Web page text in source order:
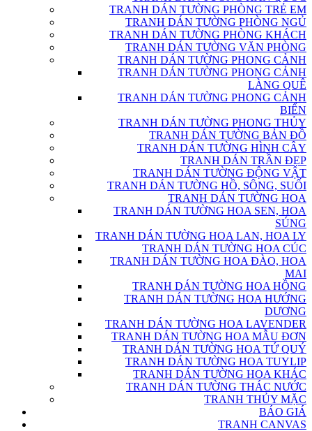
TRANH DÁN TƯỜNG PHÒNG TRẺ EM
TRANH DÁN TƯỜNG PHÒNG NGỦ
TRANH DÁN TƯỜNG PHÒNG KHÁCH
TRANH DÁN TƯỜNG VĂN PHÒNG
TRANH DÁN TƯỜNG PHONG CẢNH
TRANH DÁN TƯỜNG PHONG CẢNH
LÀNG QUÊ
TRANH DÁN TƯỜNG PHONG CẢNH
BIỂN
TRANH DÁN TƯỜNG PHONG THỦY
TRANH DÁN TƯỜNG BẢN ĐỒ
TRANH DÁN TƯỜNG HÌNH CÂY
TRANH DÁN TRẦN ĐẸP
TRANH DÁN TƯỜNG ĐỘNG VẬT
TRANH DÁN TƯỜNG HỒ, SÔNG, SUỐI
TRANH DÁN TƯỜNG HOA
TRANH DÁN TƯỜNG HOA SEN, HOA
SÚNG
TRANH DÁN TƯỜNG HOA LAN, HOA LY
TRANH DÁN TƯỜNG HOA CÚC
TRANH DÁN TƯỜNG HOA ĐÀO, HOA
MAI
TRANH DÁN TƯỜNG HOA HỒNG
TRANH DÁN TƯỜNG HOA HƯỚNG
DƯƠNG
TRANH DÁN TƯỜNG HOA LAVENDER
TRANH DÁN TƯỜNG HOA MẪU ĐƠN
TRANH DÁN TƯỜNG HOA TỨ QUÝ
TRANH DÁN TƯỜNG HOA TUYLIP
TRANH DÁN TƯỜNG HOA KHÁC
TRANH DÁN TƯỜNG THÁC NƯỚC
TRANH THỦY MẶC
BÁO GIÁ
TRANH CANVAS